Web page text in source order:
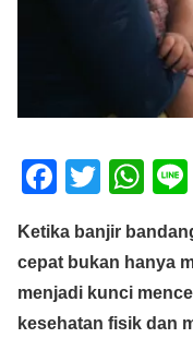
F
c
e
b
T
tt
er
W
at
s
A
Ketika banjir
cepat bukan hanya
menjadi kunci
kesehatan fisik dan